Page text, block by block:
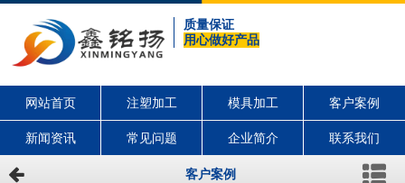
质量保证
用心做好产品
网站首页 注塑加工 模具加工 客户案例
新闻资讯 常见问题 企业简介 联系我们
客户案例